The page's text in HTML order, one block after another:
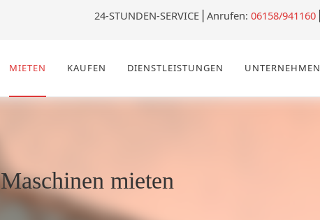
24-STUNDEN-SERVICE Anrufen: 06158/941160
MIETEN KAUFEN DIENSTLEISTUNGEN UNTERNEHMEN
Maschinen mieten